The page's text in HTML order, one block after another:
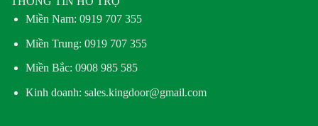
Miền Nam: 0919 707 355
Miền Trung: 0919 707 355
Miền Bắc: 0908 985 585
Kinh doanh: sales.kingdoor@gmail.com